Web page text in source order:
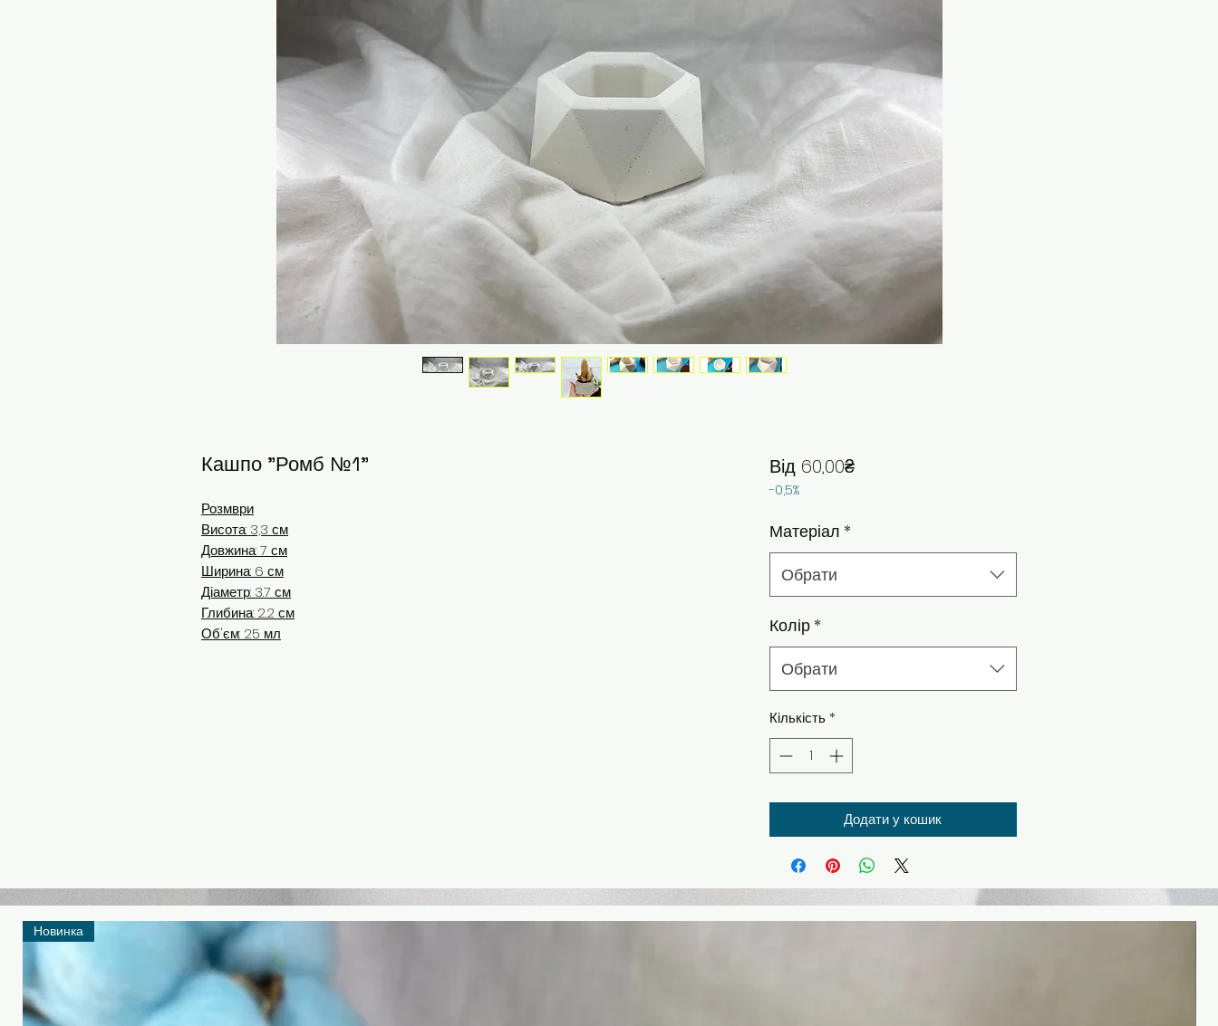
Кашпо "Ромб №1"
Розмври
Висота: 3,3 см
Довжина: 7 см
Ширина: 6 см
Діаметр: 3.7 см
Глибина: 2.2 см
Об'єм: 25 мл
Від 60,00₴За розпродажем
-0,5%
Матеріал *
Обрати
Колір *
Обрати
Кількість *
Додати у кошик
Новинка